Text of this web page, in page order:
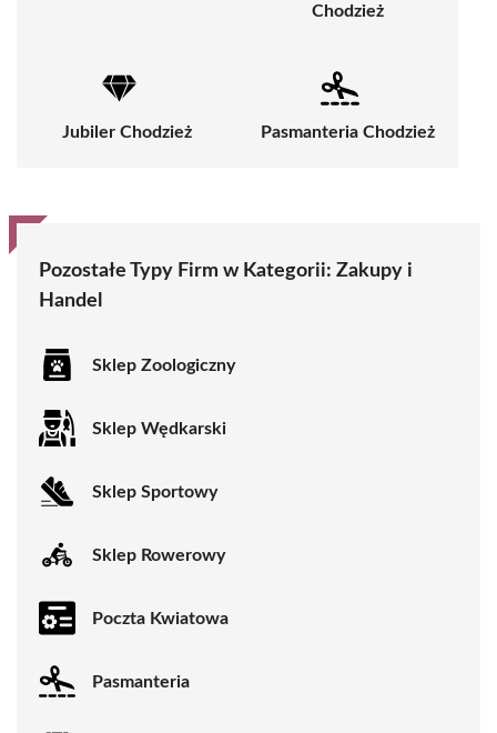
Chodzież
Jubiler Chodzież Pasmanteria Chodzież
Pozostałe Typy Firm w Kategorii: Zakupy i
Handel
Sklep Zoologiczny
Sklep Wędkarski
Sklep Sportowy
Sklep Rowerowy
Poczta Kwiatowa
Pasmanteria